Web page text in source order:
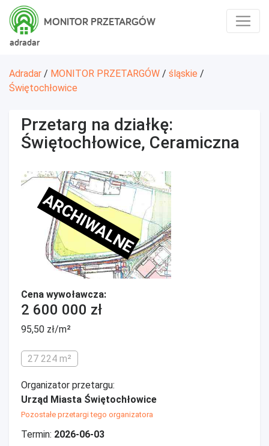
adradar
MONITOR PRZETARGÓW
Adradar / MONITOR PRZETARGÓW / śląskie /
Świętochłowice
Przetarg na działkę:
Świętochłowice, Ceramiczna
ARCHIWALNE
Cena wywoławcza:
2 600 000 zł
95,50 zł/m²
27 224 m²
Organizator przetargu:
Urząd Miasta Świętochłowice
Pozostałe przetargi tego organizatora
Termin: 2026-06-03